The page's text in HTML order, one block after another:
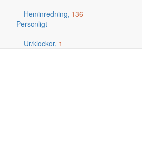
Heminredning, 136
Personligt
Ur/klockor, 1